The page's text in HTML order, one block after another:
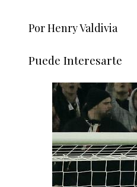
Por Henry Valdivia
Puede Interesarte